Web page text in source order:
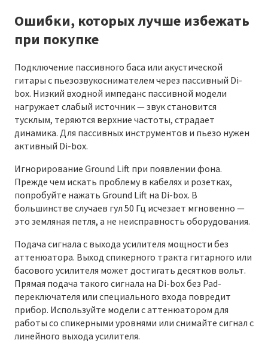
Ошибки, которых лучше избежать
при покупке
Подключение пассивного баса или акустической
гитары с пьезозвукоснимателем через пассивный Di-
box. Низкий входной импеданс пассивной модели
нагружает слабый источник — звук становится
тусклым, теряются верхние частоты, страдает
динамика. Для пассивных инструментов и пьезо нужен
активный Di-box.
Игнорирование Ground Lift при появлении фона.
Прежде чем искать проблему в кабелях и розетках,
попробуйте нажать Ground Lift на Di-box. В
большинстве случаев гул 50 Гц исчезает мгновенно —
это земляная петля, а не неисправность оборудования.
Подача сигнала с выхода усилителя мощности без
аттенюатора. Выход спикерного тракта гитарного или
басового усилителя может достигать десятков вольт.
Прямая подача такого сигнала на Di-box без Pad-
переключателя или специального входа повредит
прибор. Используйте модели с аттенюатором для
работы со спикерными уровнями или снимайте сигнал с
линейного выхода усилителя.